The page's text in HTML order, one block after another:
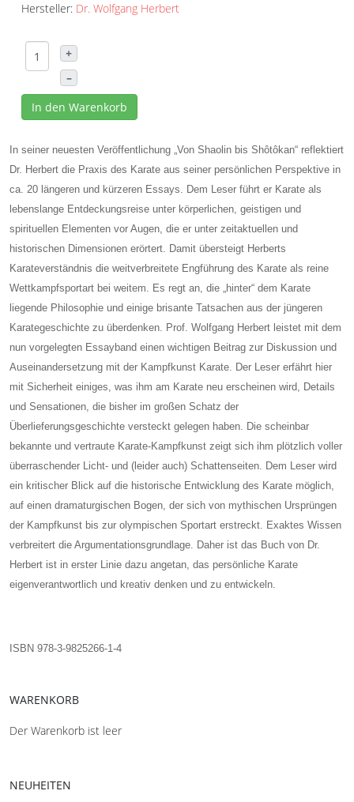
Hersteller: Dr. Wolfgang Herbert
+
–
In den Warenkorb
In seiner neuesten Veröffentlichung „Von Shaolin bis Shôtôkan“ reflektiert
Dr. Herbert die Praxis des Karate aus seiner persönlichen Perspektive in
ca. 20 längeren und kürzeren Essays. Dem Leser führt er Karate als
lebenslange Entdeckungsreise unter körperlichen, geistigen und
spirituellen Elementen vor Augen, die er unter zeitaktuellen und
historischen Dimensionen erörtert. Damit übersteigt Herberts
Karateverständnis die weitverbreitete Engführung des Karate als reine
Wettkampfsportart bei weitem. Es regt an, die „hinter“ dem Karate
liegende Philosophie und einige brisante Tatsachen aus der jüngeren
Karategeschichte zu überdenken. Prof. Wolfgang Herbert leistet mit dem
nun vorgelegten Essayband einen wichtigen Beitrag zur Diskussion und
Auseinandersetzung mit der Kampfkunst Karate. Der Leser erfährt hier
mit Sicherheit einiges, was ihm am Karate neu erscheinen wird, Details
und Sensationen, die bisher im großen Schatz der
Überlieferungsgeschichte versteckt gelegen haben. Die scheinbar
bekannte und vertraute Karate-Kampfkunst zeigt sich ihm plötzlich voller
überraschender Licht- und (leider auch) Schattenseiten. Dem Leser wird
ein kritischer Blick auf die historische Entwicklung des Karate möglich,
auf einen dramaturgischen Bogen, der sich von mythischen Ursprüngen
der Kampfkunst bis zur olympischen Sportart erstreckt. Exaktes Wissen
verbreitert die Argumentationsgrundlage. Daher ist das Buch von Dr.
Herbert ist in erster Linie dazu angetan, das persönliche Karate
eigenverantwortlich und kreativ denken und zu entwickeln.
ISBN 978-3-9825266-1-4
WARENKORB
Der Warenkorb ist leer
NEUHEITEN